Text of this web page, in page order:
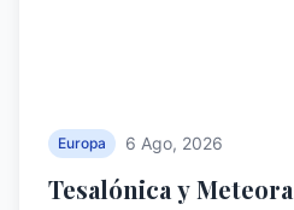
Europa 6 Ago, 2026
Tesalónica y